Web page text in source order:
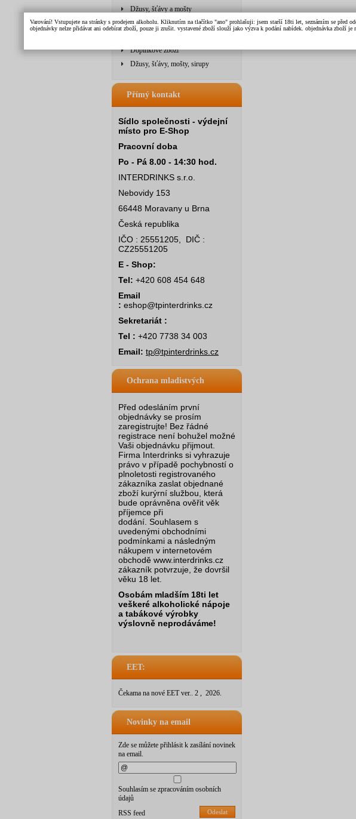
Džusy, šťávy a mošty
Doplňkové zboží - POS
Doplňkové zboží
Džusy, šťávy, mošty, sirupy
Přímý kontakt
Sídlo společnosti - výdejní
místo pro E-Shop
Pracovní doba
Po - Pá 8.00 - 14:30 hod.
INTERDRINKS s.r.o.
Nebovidy 153
66448 Moravany u Brna
Česká republika
IČO : 25551205, DIČ :
CZ25551205
E - Shop:
Tel: +420 608 454 648
Email
: eshop@tpinterdrinks.cz
Sekretariát :
Tel : +420 7738 34 003
Email: tp@tpinterdrinks.cz
Ochrana mladistvých
Před odesláním první
objednávky se prosím
zaregistrujte! Bez řádné
registrace není bohužel možné
Vaši objednávku přijmout.
Firma Interdrinks si vyhrazuje
právo v případě pochybností o
plnoletosti registrovaného
zákazníka zaslat objednané
zboží kurýrní službou, která
bude oprávněna ověřit věk
příjemce při
dodání. Souhlasem s
uvedenými obchodními
podmínkami a následným
nákupem v internetovém
obchodě www.interdrinks.cz
zákazník potvrzuje, že dovršil
věku 18 let.
Osobám mladším 18ti let
veškeré alkoholické nápoje
a tabákové výrobky
výslovně neprodáváme!
EET:
Čekama na nové EET ver.. 2 , 2026.
Novinky na email
Zde se můžete přihlásit k zasílání novinek
na email.
Souhlasím se zpracováním osobních
údajů
Odeslat
RSS feed
Varování! Vstupujete na stránky s prodejem alkoholu. Kliknutím na tlačítko "ano" prohlašuji: jsem starší 18ti let, seznámím se před
objednávky nelze přidávat ani odebírat zboží, pouze ji zrušit. vystavené zboží slouží jako výzva k podání nabídek. objednávka zboží je